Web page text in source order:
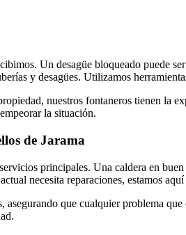
Un desagüe bloqueado puede
y desagües. Utilizamos
nuestros fontaneros tienen la
la situación.
de Jarama
principales. Una caldera en
necesita reparaciones, estamos
que cualquier problema